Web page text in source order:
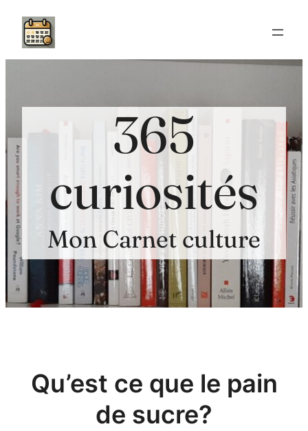
Aller
contenu
365
curiosités
Mon Carnet culture
Qu’est ce que le pain
de sucre?